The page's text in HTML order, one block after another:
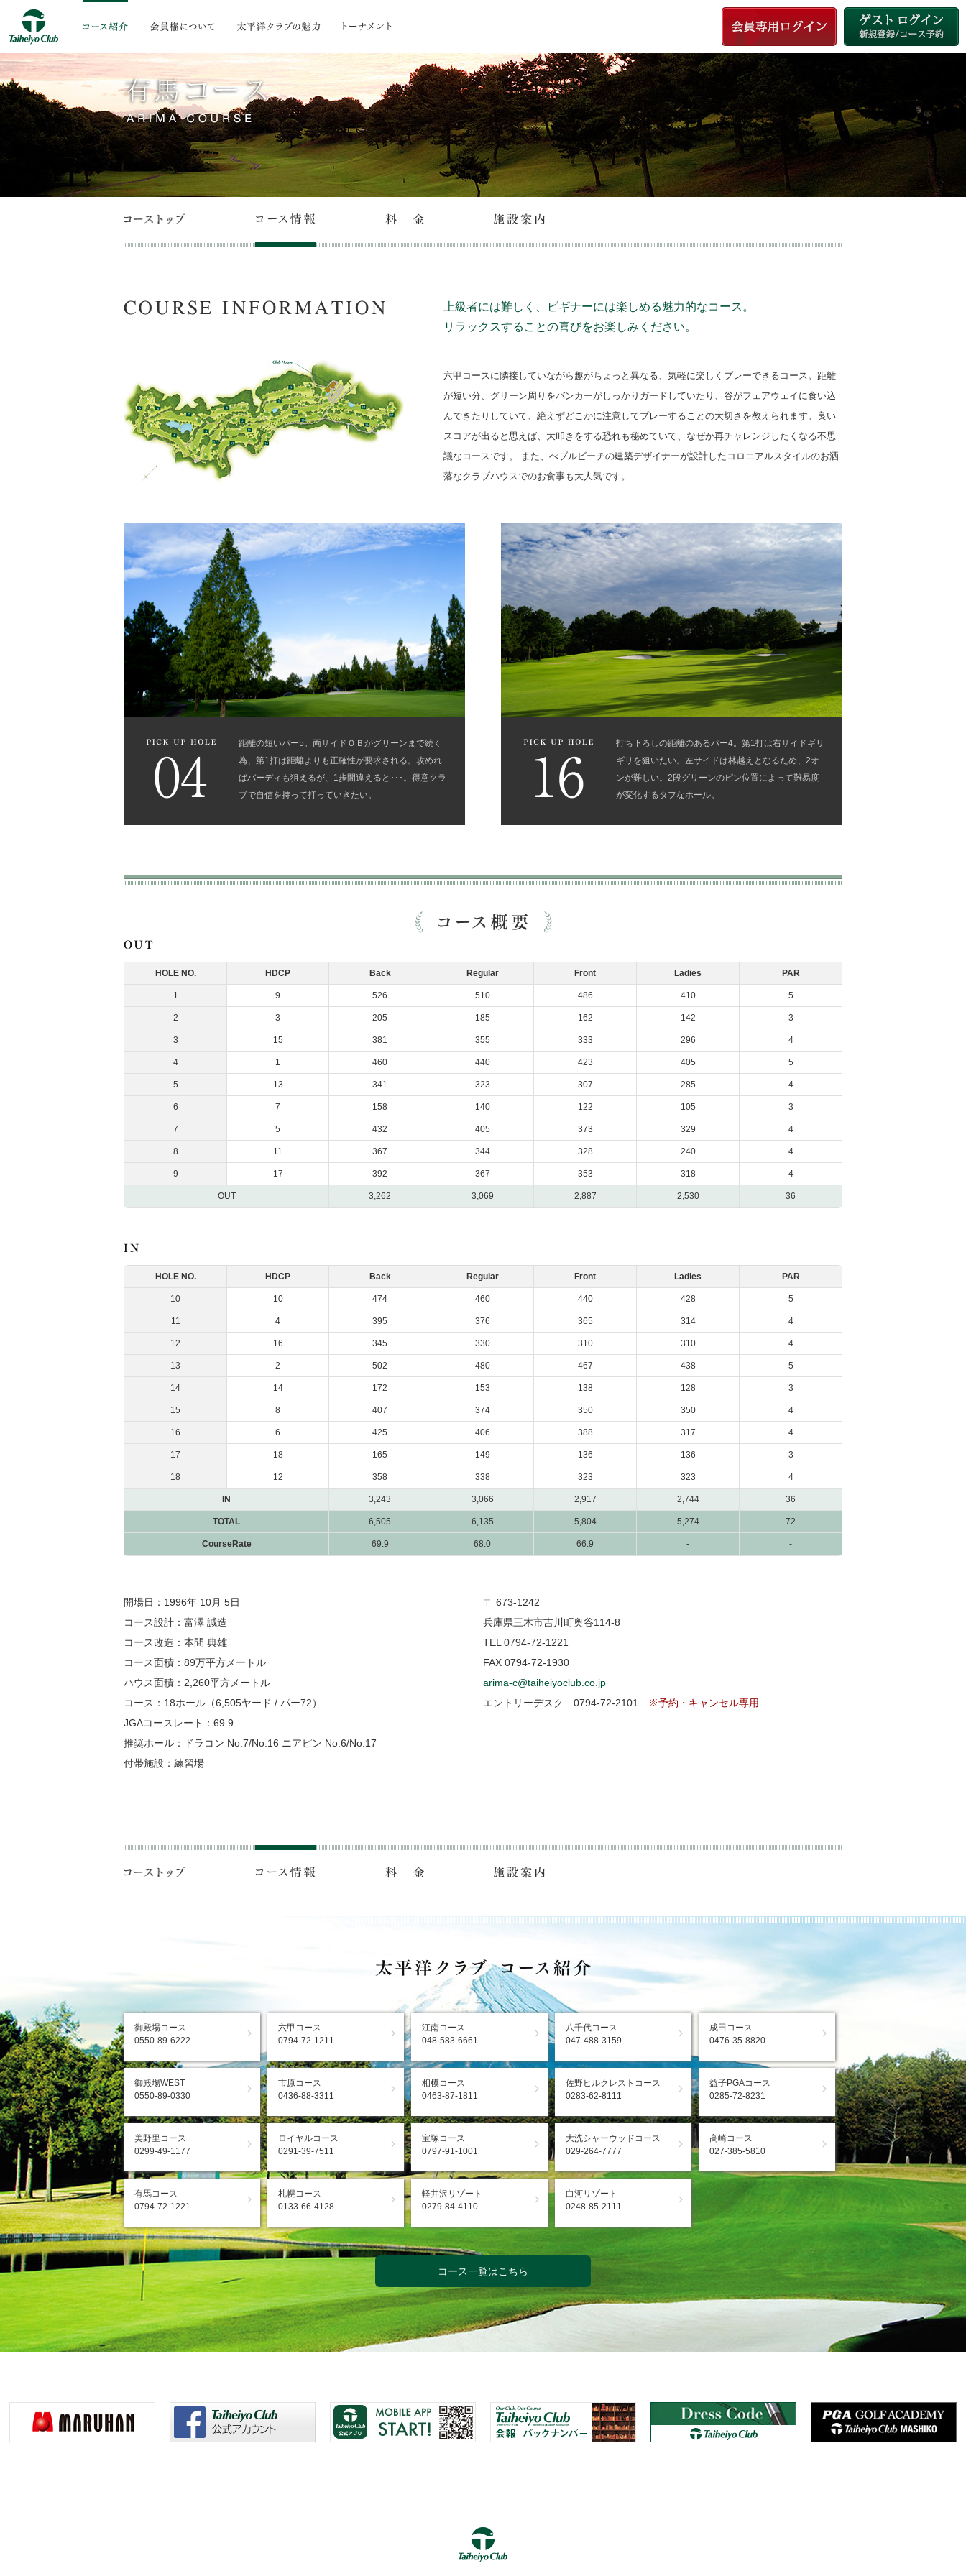
上級者には難しく、ビギナーには楽しめる魅力的なコース。
リラックスすることの喜びをお楽しみください。
六甲コースに隣接していながら趣がちょっと異なる、気軽に楽しくプレーできるコース。距離
が短い分、グリーン周りをバンカーがしっかりガードしていたり、谷がフェアウェイに食い込
んできたりしていて、絶えずどこかに注意してプレーすることの大切さを教えられます。良い
スコアが出ると思えば、大叩きをする恐れも秘めていて、なぜか再チャレンジしたくなる不思
議なコースです。 また、ぺブルビーチの建築デザイナーが設計したコロニアルスタイルのお洒
落なクラブハウスでのお食事も大人気です。
距離の短いパー5。両サイドＯＢがグリーンまで続く
為、第1打は距離よりも正確性が要求される。攻めれ
ばバーディも狙えるが、1歩間違えると･･･。得意クラ
ブで自信を持って打っていきたい。
打ち下ろしの距離のあるパー4。第1打は右サイドギリ
ギリを狙いたい。左サイドは林越えとなるため、2オ
ンが難しい。2段グリーンのピン位置によって難易度
が変化するタフなホール。
HOLE NO. HDCP Back Regular Front Ladies PAR
1 9 526 510 486 410 5
2 3 205 185 162 142 3
3 15 381 355 333 296 4
4 1 460 440 423 405 5
5 13 341 323 307 285 4
6 7 158 140 122 105 3
7 5 432 405 373 329 4
8 11 367 344 328 240 4
9 17 392 367 353 318 4
OUT 3,262 3,069 2,887 2,530 36
HOLE NO. HDCP Back Regular Front Ladies PAR
10 10 474 460 440 428 5
11 4 395 376 365 314 4
12 16 345 330 310 310 4
13 2 502 480 467 438 5
14 14 172 153 138 128 3
15 8 407 374 350 350 4
16 6 425 406 388 317 4
17 18 165 149 136 136 3
18 12 358 338 323 323 4
IN 3,243 3,066 2,917 2,744 36
TOTAL 6,505 6,135 5,804 5,274 72
CourseRate 69.9 68.0 66.9 - -
開場日：1996年 10月 5日
コース設計：富澤 誠造
コース改造：本間 典雄
コース面積：89万平方メートル
ハウス面積：2,260平方メートル
コース：18ホール（6,505ヤード / パー72）
JGAコースレート：69.9
推奨ホール：ドラコン No.7/No.16 ニアピン No.6/No.17
付帯施設：練習場
〒 673-1242
兵庫県三木市吉川町奥谷114-8
TEL 0794-72-1221
FAX 0794-72-1930
arima-c@taiheiyoclub.co.jp
エントリーデスク 0794-72-2101
※予約・キャンセル専用
御殿場コース
0550-89-6222
六甲コース
0794-72-1211
江南コース
048-583-6661
八千代コース
047-488-3159
成田コース
0476-35-8820
御殿場WEST
0550-89-0330
市原コース
0436-88-3311
相模コース
0463-87-1811
佐野ヒルクレストコース
0283-62-8111
益子PGAコース
0285-72-8231
美野里コース
0299-49-1177
ロイヤルコース
0291-39-7511
宝塚コース
0797-91-1001
大洗シャーウッドコース
029-264-7777
高崎コース
027-385-5810
有馬コース
0794-72-1221
札幌コース
0133-66-4128
軽井沢リゾート
0279-84-4110
白河リゾート
0248-85-2111
コース一覧はこちら